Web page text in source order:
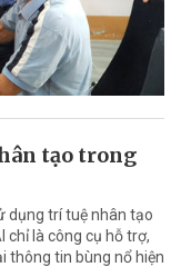
tạo trong
dụng trí tuệ nhân tạo
chỉ là công cụ hỗ trợ,
thông tin bùng nổ hiện